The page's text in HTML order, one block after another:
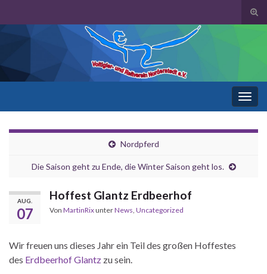
Search for:
Nordpferd
Die Saison geht zu Ende, die Winter Saison geht los.
AUG.
07
Hoffest Glantz Erdbeerhof
Von MartinRixunterNews Uncategorized
Wir freuen uns dieses Jahr ein Teil des großen Hoffestes
des Erdbeerhof Glantz zu sein.